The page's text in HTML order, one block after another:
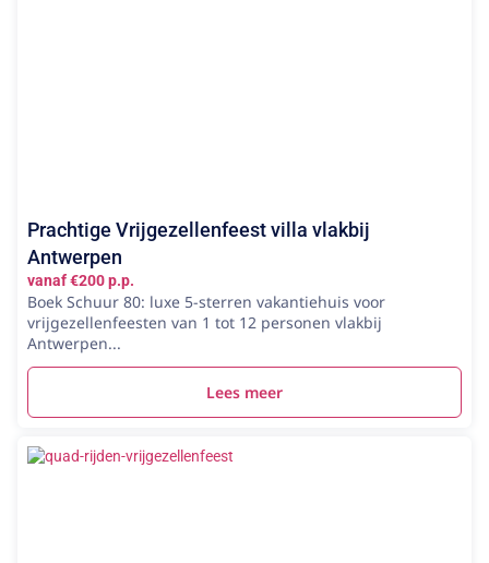
Prachtige Vrijgezellenfeest villa vlakbij
Antwerpen
vanaf €200 p.p.
Boek Schuur 80: luxe 5-sterren vakantiehuis voor
vrijgezellenfeesten van 1 tot 12 personen vlakbij
Antwerpen...
Lees meer